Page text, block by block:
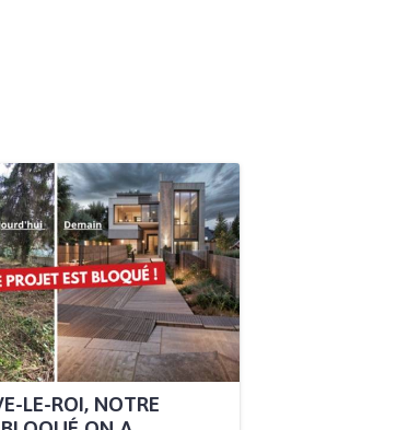
LE-ROI, NOTRE